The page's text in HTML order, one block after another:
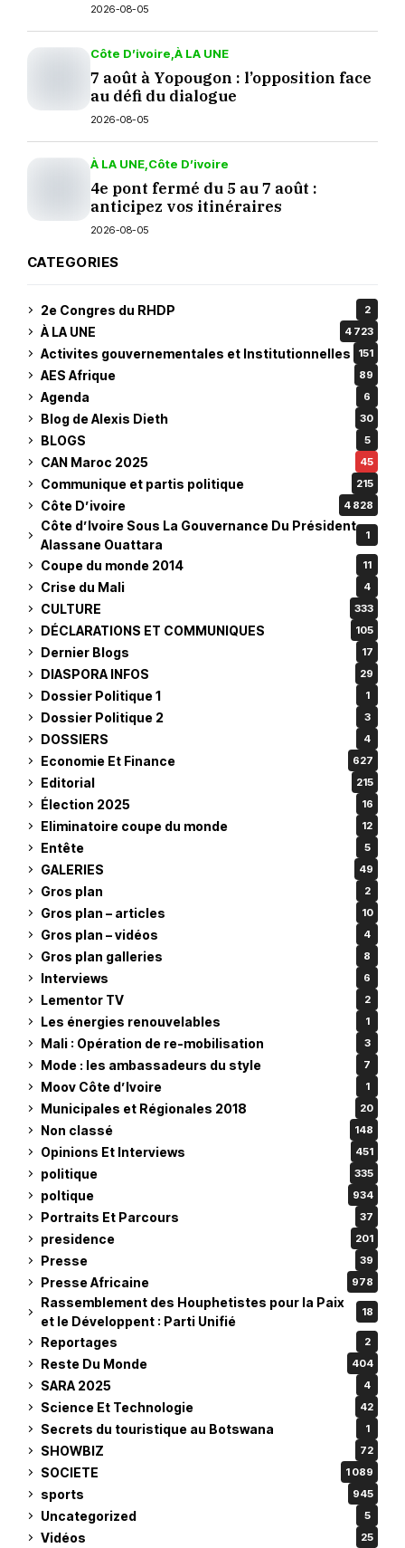
2026-08-05
Côte D’ivoire À LA UNE
7 août à Yopougon : l’opposition face
au défi du dialogue
2026-08-05
À LA UNE Côte D’ivoire
4e pont fermé du 5 au 7 août :
anticipez vos itinéraires
2026-08-05
CATEGORIES
2e Congres du RHDP 2
À LA UNE 4 723
Activites gouvernementales et Institutionnelles 151
AES Afrique 89
Agenda 6
Blog de Alexis Dieth 30
BLOGS 5
CAN Maroc 2025 45
Communique et partis politique 215
Côte D’ivoire 4 828
Côte d’Ivoire Sous La Gouvernance Du Président
Alassane Ouattara
1
Coupe du monde 2014 11
Crise du Mali 4
CULTURE 333
DÉCLARATIONS ET COMMUNIQUES 105
Dernier Blogs 17
DIASPORA INFOS 29
Dossier Politique 1 1
Dossier Politique 2 3
DOSSIERS 4
Economie Et Finance 627
Editorial 215
Élection 2025 16
Eliminatoire coupe du monde 12
Entête 5
GALERIES 49
Gros plan 2
Gros plan – articles 10
Gros plan – vidéos 4
Gros plan galleries 8
Interviews 6
Lementor TV 2
Les énergies renouvelables 1
Mali : Opération de re-mobilisation 3
Mode : les ambassadeurs du style 7
Moov Côte d’Ivoire 1
Municipales et Régionales 2018 20
Non classé 148
Opinions Et Interviews 451
politique 335
poltique 934
Portraits Et Parcours 37
presidence 201
Presse 39
Presse Africaine 978
Rassemblement des Houphetistes pour la Paix
et le Développent : Parti Unifié
18
Reportages 2
Reste Du Monde 404
SARA 2025 4
Science Et Technologie 42
Secrets du touristique au Botswana 1
SHOWBIZ 72
SOCIETE 1 089
sports 945
Uncategorized 5
Vidéos 25